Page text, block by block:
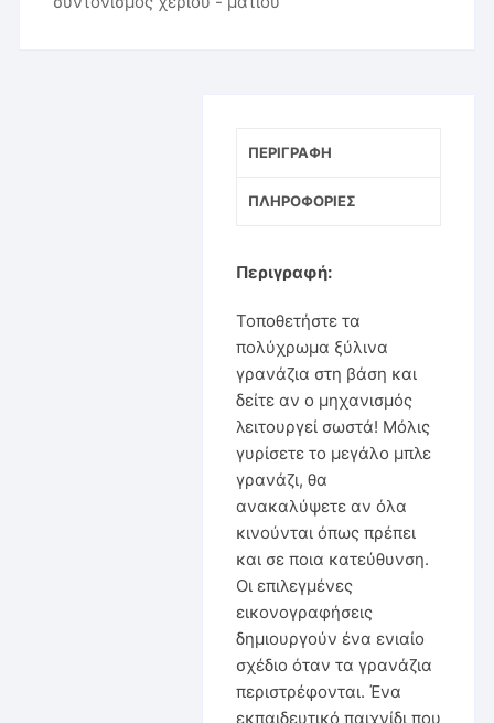
ΠΕΡΙΓΡΑΦΉ
ΠΛΗΡΟΦΟΡΊΕΣ
Περιγραφή:
Τοποθετήστε τα
πολύχρωμα ξύλινα
γρανάζια στη βάση και
δείτε αν ο μηχανισμός
λειτουργεί σωστά! Μόλις
γυρίσετε το μεγάλο μπλε
γρανάζι, θα
ανακαλύψετε αν όλα
κινούνται όπως πρέπει
και σε ποια κατεύθυνση.
Οι επιλεγμένες
εικονογραφήσεις
δημιουργούν ένα ενιαίο
σχέδιο όταν τα γρανάζια
περιστρέφονται. Ένα
εκπαιδευτικό παιχνίδι που